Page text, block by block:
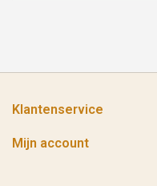
Klantenservice
Mijn account